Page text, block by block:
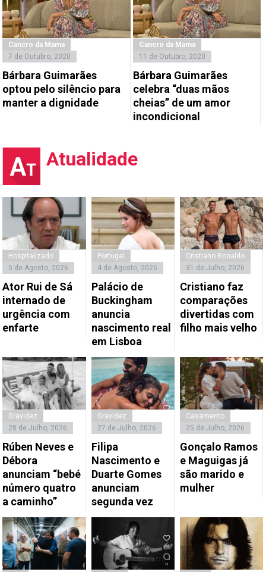
Cancro da Mama
7 de Outubro, 2020
Bárbara Guimarães
optou pelo silêncio para
manter a dignidade
Cancro da Mama
11 de Outubro, 2020
Bárbara Guimarães
celebra “duas mãos
cheias” de um amor
incondicional
Atualidade
Hospitalizado
5 de Agosto, 2026
Ator Rui de Sá
internado de
urgência com
enfarte
Portugal
4 de Agosto, 2026
Palácio de
Buckingham
anuncia
nascimento real
em Lisboa
Cristiano Ronaldo
31 de Julho, 2026
Cristiano faz
comparações
divertidas com
filho mais velho
Gravidez
28 de Julho, 2026
Rúben Neves e
Débora
anunciam “bebé
número quatro
a caminho”
Gravidez
27 de Julho, 2026
Filipa
Nascimento e
Duarte Gomes
anunciam
segunda vez
Casamento
25 de Julho, 2026
Gonçalo Ramos
e Maguigas já
são marido e
mulher